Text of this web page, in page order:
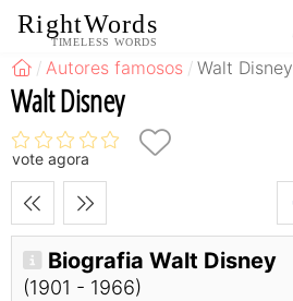
RightWords
TIMELESS WORDS
Autores famosos Walt Disney
Walt Disney
vote agora
Biografia Walt Disney
(1901 - 1966)